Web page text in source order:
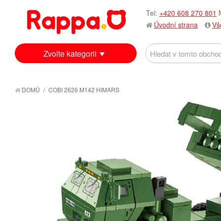
Tel: +420 608 270 801
Úvodní strana
Zvolte kategorii
DOMŮ / COBI 2626 M142 HIMARS